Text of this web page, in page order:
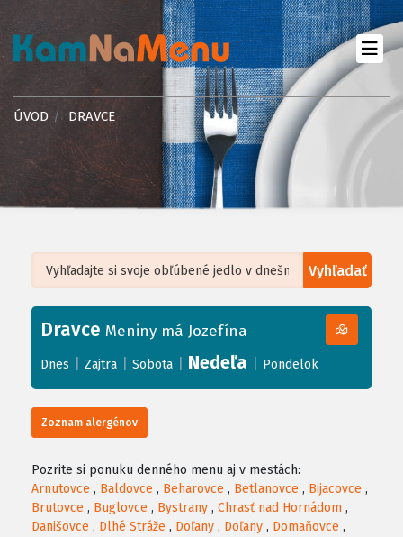
ÚVOD DRAVCE
Vyhľadať
+
−
Leaflet| ©OpenStreetMap, Tiles courtesy ofHumanitarian OpenStreetMap
Dravce Meniny má Jozefína
Dnes Zajtra Sobota Nedeľa Pondelok
Zoznam alergénov
Pozrite si ponuku denného menu aj v mestách:
Arnutovce , Baldovce , Beharovce , Betlanovce , Bijacovce ,
Brutovce , Buglovce , Bystrany , Chrasť nad Hornádom ,
Danišovce , Dlhé Stráže , Doľany , Doľany , Domaňovce ,